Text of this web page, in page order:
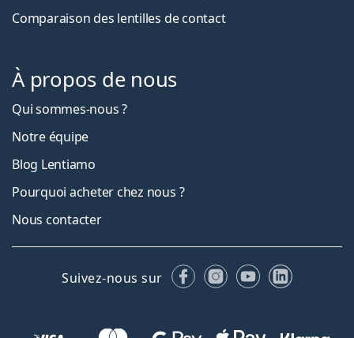
Comparaison des lentilles de contact
À propos de nous
Qui sommes-nous ?
Notre équipe
Blog Lentiamo
Pourquoi acheter chez nous ?
Nous contacter
Suivez-nous sur FacebookInstagram
YouTubeLinkedIn